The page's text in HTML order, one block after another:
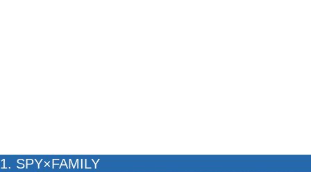
1. SPY×FAMILY